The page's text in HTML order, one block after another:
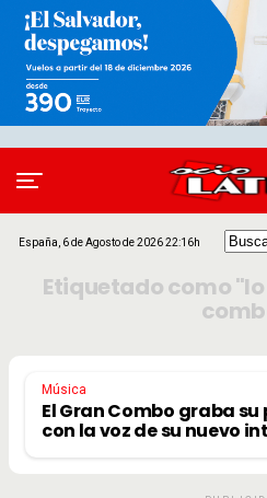
España, 6 de Agosto de 2026 22:16h
Etiquetado como
Música
El Gran Combo graba
con la voz de su nuevo